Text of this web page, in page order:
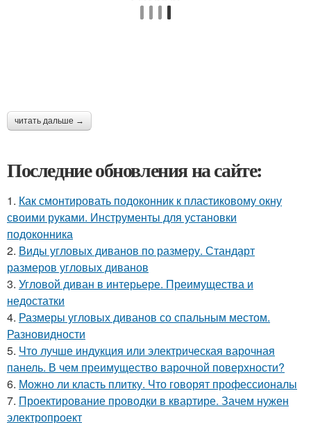
читать дальше →
Последние обновления на сайте:
1. Как смонтировать подоконник к пластиковому окну
своими руками. Инструменты для установки
подоконника
2. Виды угловых диванов по размеру. Стандарт
размеров угловых диванов
3. Угловой диван в интерьере. Преимущества и
недостатки
4. Размеры угловых диванов со спальным местом.
Разновидности
5. Что лучше индукция или электрическая варочная
панель. В чем преимущество варочной поверхности?
6. Можно ли класть плитку. Что говорят профессионалы
7. Проектирование проводки в квартире. Зачем нужен
электропроект